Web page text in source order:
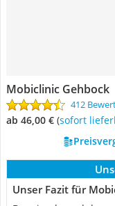
Mobiclinic Gehbock
412
ab 46,00 € ( Sofort
Unser Fazit für